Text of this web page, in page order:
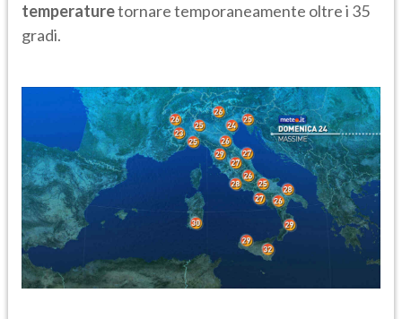
temperaturetornare temporaneamente oltre i 35
gradi.